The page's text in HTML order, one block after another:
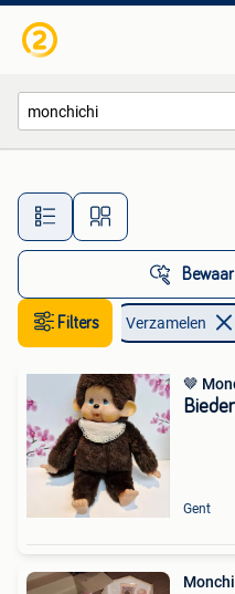
Alle
Filters Verzamelen
🤎
Gent